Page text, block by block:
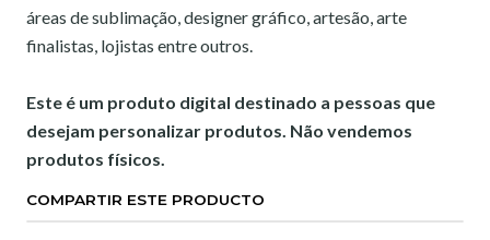
áreas de sublimação, designer gráfico, artesão, arte
finalistas, lojistas entre outros.
Este é um produto digital destinado a pessoas que
desejam personalizar produtos. Não vendemos
produtos físicos.
COMPARTIR ESTE PRODUCTO